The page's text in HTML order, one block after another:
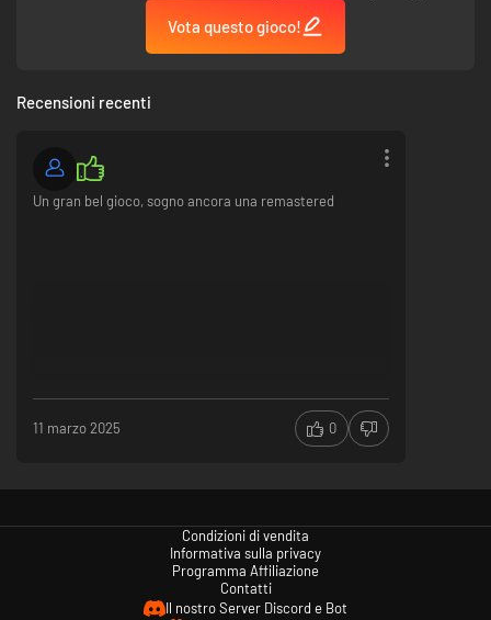
Vota questo gioco!
Recensioni recenti
Un gran bel gioco, sogno ancora una remastered
11 marzo 2025 0
Condizioni di vendita
Informativa sulla privacy
Programma Affiliazione
Contatti
Il nostro Server Discord e Bot